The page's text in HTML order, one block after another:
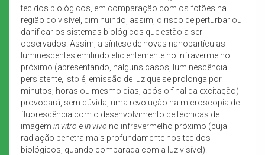
tecidos biológicos, em comparação com os fotões na
região do visível, diminuindo, assim, o risco de perturbar ou
danificar os sistemas biológicos que estão a ser
observados. Assim, a síntese de novas nanopartículas
luminescentes emitindo eficientemente no infravermelho
próximo (apresentando, nalguns casos, luminescência
persistente, isto é, emissão de luz que se prolonga por
minutos, horas ou mesmo dias, após o final da excitação)
provocará, sem dúvida, uma revolução na microscopia de
fluorescência com o desenvolvimento de técnicas de
imagem in vitro ein vivo no infravermelho próximo (cuja
radiação penetra mais profundamente nos tecidos
biológicos, quando comparada com a luz visível).